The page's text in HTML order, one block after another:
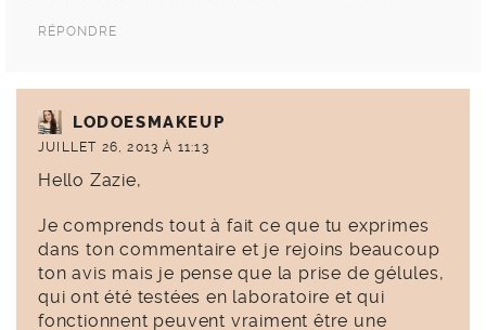
RÉPONDRE
LODOESMAKEUP
JUILLET 26, 2013 À 11:13
Hello Zazie,
Je comprends tout à fait ce que tu exprimes
dans ton commentaire et je rejoins beaucoup
ton avis mais je pense que la prise de gélules,
qui ont été testées en laboratoire et qui
fonctionnent peuvent vraiment être une